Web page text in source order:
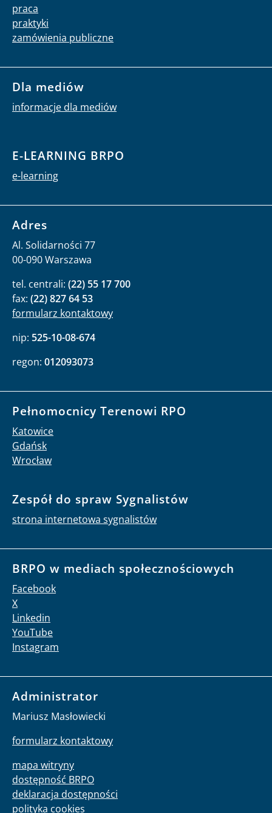
praca
praktyki
zamówienia publiczne
Dla mediów
informacje dla mediów
E-LEARNING BRPO
e-learning
Adres
Al. Solidarności 77
00-090 Warszawa
tel. centrali: (22) 55 17 700
fax: (22) 827 64 53
formularz kontaktowy
nip: 525-10-08-674
regon: 012093073
Pełnomocnicy Terenowi RPO
Katowice
Gdańsk
Wrocław
Zespół do spraw Sygnalistów
strona internetowa sygnalistów
BRPO w mediach społecznościowych
Facebook
X
Linkedin
YouTube
Instagram
Administrator
Mariusz Masłowiecki
formularz kontaktowy
mapa witryny
dostępność BRPO
deklaracja dostępności
polityka cookies